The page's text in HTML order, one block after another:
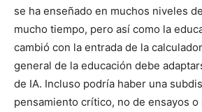
se ha enseñado en muchos niveles
mucho tiempo, pero así como la
cambió con la entrada de la
general de la educación debe
de IA. Incluso podría haber una
pensamiento crítico, no de ensayos o